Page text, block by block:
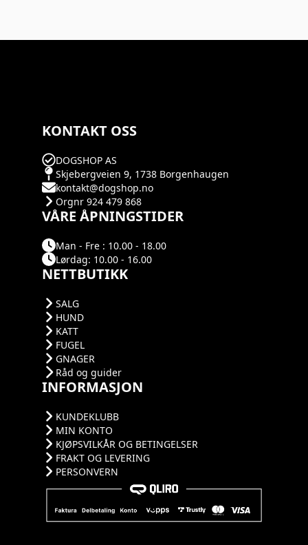
KONTAKT OSS
DOGSHOP AS
Skjebergveien 9, 1738 Borgenhaugen
kontakt@dogshop.no
Orgnr 924 479 868
VÅRE ÅPNINGSTIDER
Man - Fre : 10.00 - 18.00
Lørdag: 10.00 - 16.00
NETTBUTIKK
SALG
HUND
KATT
FUGEL
GNAGER
Råd og guider
INFORMASJON
KUNDEKLUBB
MIN KONTO
KJØPSVILKÅR OG BETINGELSER
FRAKT OG LEVERING
PERSONVERN